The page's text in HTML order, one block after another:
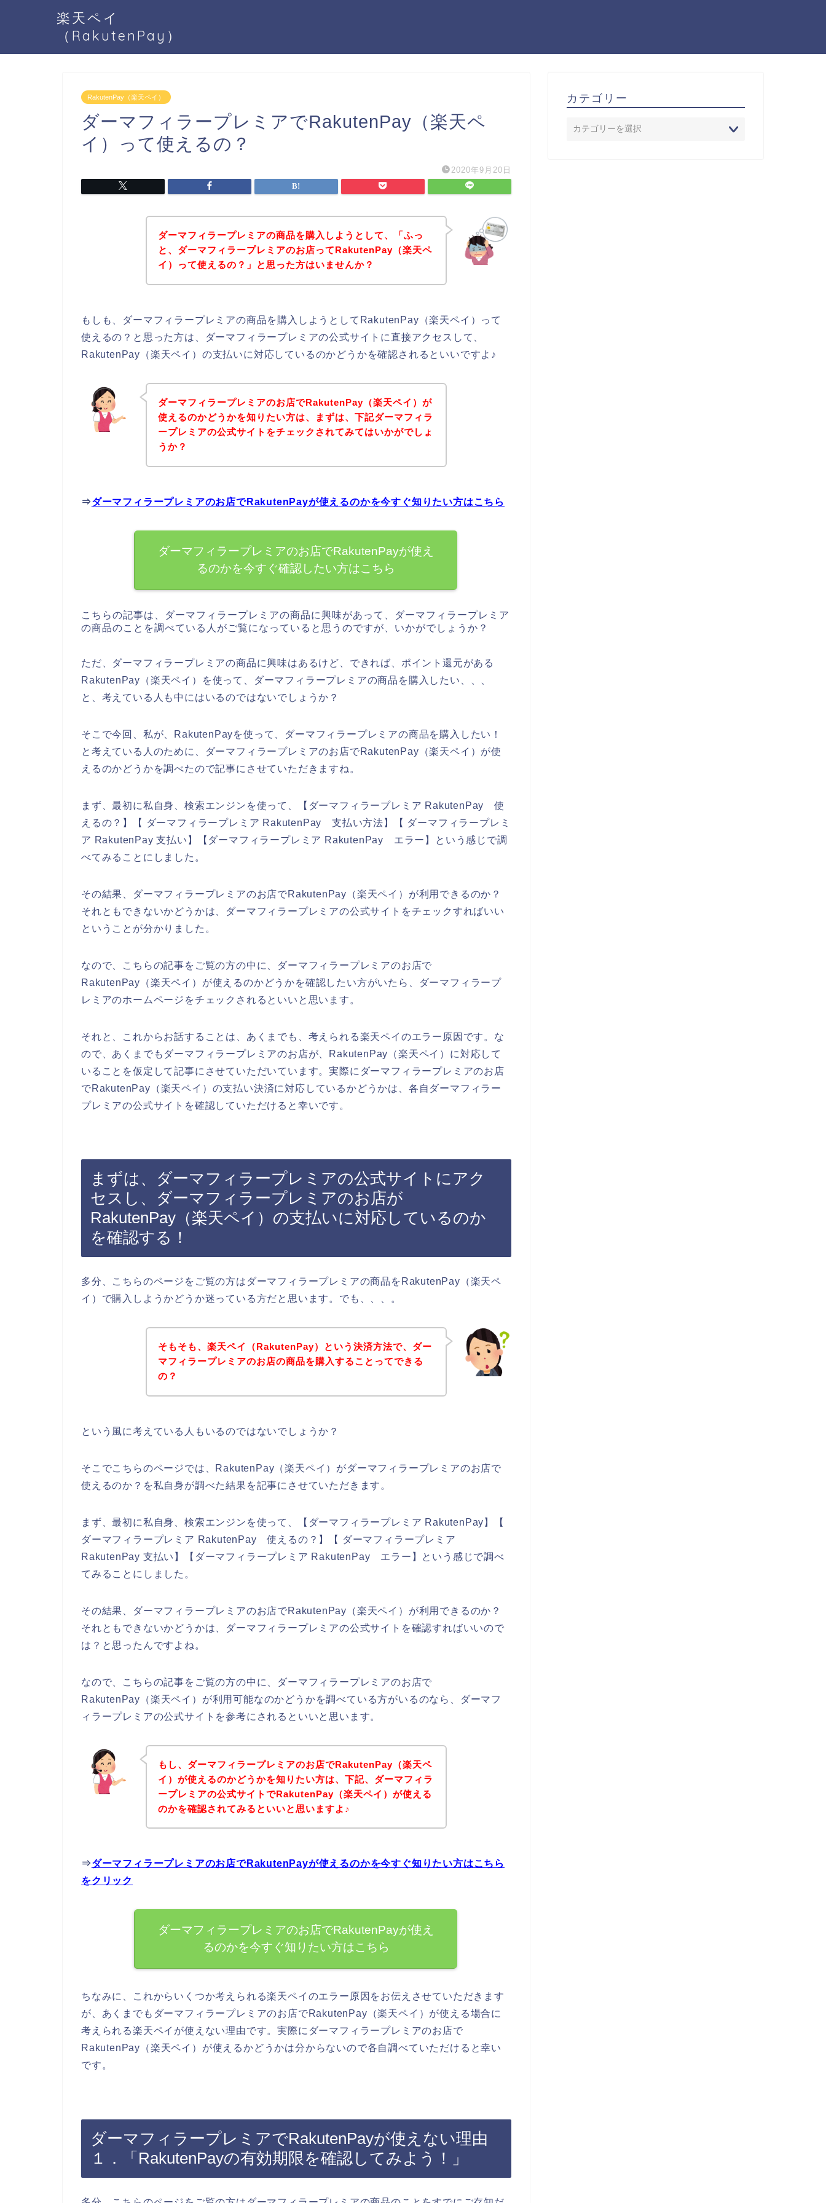
楽天ペイ
（RakutenPay）
RakutenPay（楽天ペイ）
ダーマフィラープレミアでRakutenPay（楽天ペ
イ）って使えるの？
2020年9月20日
ダーマフィラープレミアの商品を購入しようとして、「ふっ
と、ダーマフィラープレミアのお店ってRakutenPay（楽天ペ
イ）って使えるの？」と思った方はいませんか？
もしも、ダーマフィラープレミアの商品を購入しようとしてRakutenPay（楽天ペイ）って
使えるの？と思った方は、ダーマフィラープレミアの公式サイトに直接アクセスして、
RakutenPay（楽天ペイ）の支払いに対応しているのかどうかを確認されるといいですよ♪
ダーマフィラープレミアのお店でRakutenPay（楽天ペイ）が
使えるのかどうかを知りたい方は、まずは、下記ダーマフィラ
ープレミアの公式サイトをチェックされてみてはいかがでしょ
うか？
⇒ダーマフィラープレミアのお店でRakutenPayが使えるのかを今すぐ知りたい方はこちら
ダーマフィラープレミアのお店でRakutenPayが使え
るのかを今すぐ確認したい方はこちら
こちらの記事は、ダーマフィラープレミアの商品に興味があって、ダーマフィラープレミア
の商品のことを調べている人がご覧になっていると思うのですが、いかがでしょうか？
ただ、ダーマフィラープレミアの商品に興味はあるけど、できれば、ポイント還元がある
RakutenPay（楽天ペイ）を使って、ダーマフィラープレミアの商品を購入したい、、、
と、考えている人も中にはいるのではないでしょうか？
そこで今回、私が、RakutenPayを使って、ダーマフィラープレミアの商品を購入したい！
と考えている人のために、ダーマフィラープレミアのお店でRakutenPay（楽天ペイ）が使
えるのかどうかを調べたので記事にさせていただきますね。
まず、最初に私自身、検索エンジンを使って、【ダーマフィラープレミア RakutenPay 使
えるの？】【 ダーマフィラープレミア RakutenPay 支払い方法】【 ダーマフィラープレミ
ア RakutenPay 支払い】【ダーマフィラープレミア RakutenPay エラー】という感じで調
べてみることにしました。
その結果、ダーマフィラープレミアのお店でRakutenPay（楽天ペイ）が利用できるのか？
それともできないかどうかは、ダーマフィラープレミアの公式サイトをチェックすればいい
ということが分かりました。
なので、こちらの記事をご覧の方の中に、ダーマフィラープレミアのお店で
RakutenPay（楽天ペイ）が使えるのかどうかを確認したい方がいたら、ダーマフィラープ
レミアのホームページをチェックされるといいと思います。
それと、これからお話することは、あくまでも、考えられる楽天ペイのエラー原因です。な
ので、あくまでもダーマフィラープレミアのお店が、RakutenPay（楽天ペイ）に対応して
いることを仮定して記事にさせていただいています。実際にダーマフィラープレミアのお店
でRakutenPay（楽天ペイ）の支払い決済に対応しているかどうかは、各自ダーマフィラー
プレミアの公式サイトを確認していただけると幸いです。
まずは、ダーマフィラープレミアの公式サイトにアク
セスし、ダーマフィラープレミアのお店が
RakutenPay（楽天ペイ）の支払いに対応しているのか
を確認する！
多分、こちらのページをご覧の方はダーマフィラープレミアの商品をRakutenPay（楽天ペ
イ）で購入しようかどうか迷っている方だと思います。でも、、、。
そもそも、楽天ペイ（RakutenPay）という決済方法で、ダー
マフィラープレミアのお店の商品を購入することってできる
の？
という風に考えている人もいるのではないでしょうか？
そこでこちらのページでは、RakutenPay（楽天ペイ）がダーマフィラープレミアのお店で
使えるのか？を私自身が調べた結果を記事にさせていただきます。
まず、最初に私自身、検索エンジンを使って、【ダーマフィラープレミア RakutenPay】【
ダーマフィラープレミア RakutenPay 使えるの？】【 ダーマフィラープレミア
RakutenPay 支払い】【ダーマフィラープレミア RakutenPay エラー】という感じで調べ
てみることにしました。
その結果、ダーマフィラープレミアのお店でRakutenPay（楽天ペイ）が利用できるのか？
それともできないかどうかは、ダーマフィラープレミアの公式サイトを確認すればいいので
は？と思ったんですよね。
なので、こちらの記事をご覧の方の中に、ダーマフィラープレミアのお店で
RakutenPay（楽天ペイ）が利用可能なのかどうかを調べている方がいるのなら、ダーマフ
ィラープレミアの公式サイトを参考にされるといいと思います。
もし、ダーマフィラープレミアのお店でRakutenPay（楽天ペ
イ）が使えるのかどうかを知りたい方は、下記、ダーマフィラ
ープレミアの公式サイトでRakutenPay（楽天ペイ）が使える
のかを確認されてみるといいと思いますよ♪
⇒ダーマフィラープレミアのお店でRakutenPayが使えるのかを今すぐ知りたい方はこちら
をクリック
ダーマフィラープレミアのお店でRakutenPayが使え
るのかを今すぐ知りたい方はこちら
ちなみに、これからいくつか考えられる楽天ペイのエラー原因をお伝えさせていただきます
が、あくまでもダーマフィラープレミアのお店でRakutenPay（楽天ペイ）が使える場合に
考えられる楽天ペイが使えない理由です。実際にダーマフィラープレミアのお店で
RakutenPay（楽天ペイ）が使えるかどうかは分からないので各自調べていただけると幸い
です。
ダーマフィラープレミアでRakutenPayが使えない理由
１．「RakutenPayの有効期限を確認してみよう！」
カテゴリー